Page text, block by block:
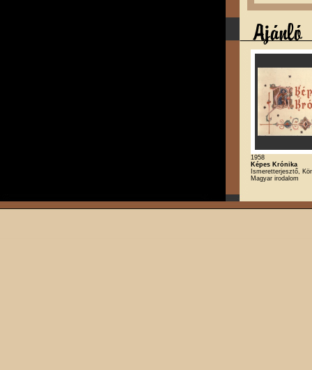
1958
Képes Krónika
Ismeretterjesztő,
Magyar irodalom